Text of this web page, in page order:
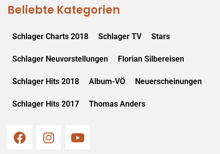
Beliebte Kategorien
Schlager Charts 2018 Schlager TV Stars
Schlager Neuvorstellungen Florian Silbereisen
Schlager Hits 2018 Album-VÖ Neuerscheinungen
Schlager Hits 2017 Thomas Anders